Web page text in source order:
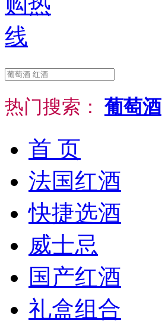
热门搜索： 葡萄酒
首 页
法国红酒
快捷选酒
威士忌
国产红酒
礼盒组合